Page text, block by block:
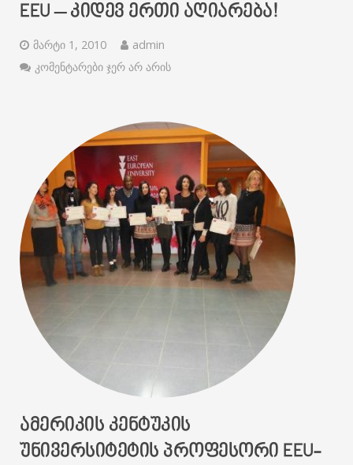
EEU – ᲙᲘᲓᲔᲕ ᲔᲠᲗᲘ ᲐᲦᲘᲐᲠᲔᲑᲐ!
მარტი 1, 2010
admin
კომენტარები ჯერ არ არის
ᲐᲛᲔᲠᲘᲙᲘᲡ ᲙᲔᲜᲢᲣᲙᲘᲡ
ᲣᲜᲘᲕᲔᲠᲡᲘᲢᲔᲢᲘᲡ ᲞᲠᲝᲤᲔᲡᲝᲠᲘ EEU-